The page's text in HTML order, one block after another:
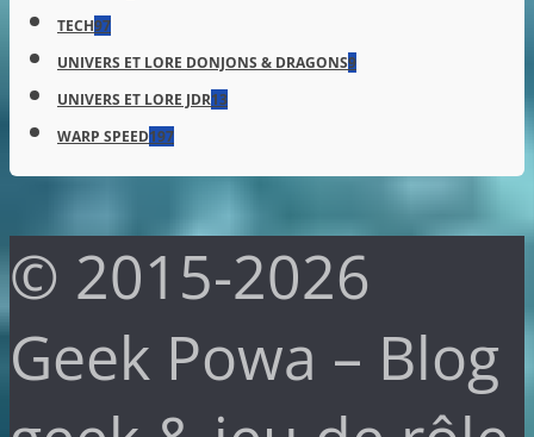
TECH97
UNIVERS ET LORE DONJONS & DRAGONS9
UNIVERS ET LORE JDR13
WARP SPEED197
© 2015-2026
Geek Powa – Blog